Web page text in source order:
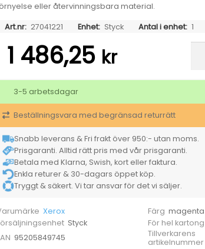
eller återvinningsbara material.
Art.nr: 27041221 Enhet: Styck Antal i enhet: 1
1 486,25 kr
3-5 arbetsdagar
Beställningsvara med begränsad returrätt
Snabb leverans & Fri frakt över 950:- utan moms.
Prisgaranti. Alltid rätt pris med vår prisgaranti.
Betala med Klarna, Swish, kort eller faktura.
Enkla returer & 30-dagars öppet köp.
Tryggt & säkert. Vi tar ansvar för det vi säljer.
Xerox Färg magenta
Styck För hel
95205849745
Tillverkarens
artikelnummer